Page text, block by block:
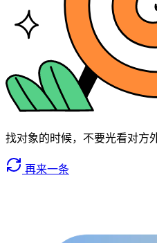
找对象的时候，不要光看对方
再来一条